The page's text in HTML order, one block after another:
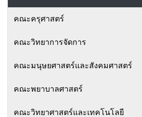
คณะครุศาสตร์
คณะวิทยาการจัดการ
คณะมนุษยศาสตร์และสังคมศาสตร์
คณะพยาบาลศาสตร์
คณะวิทยาศาสตร์และเทคโนโลยี